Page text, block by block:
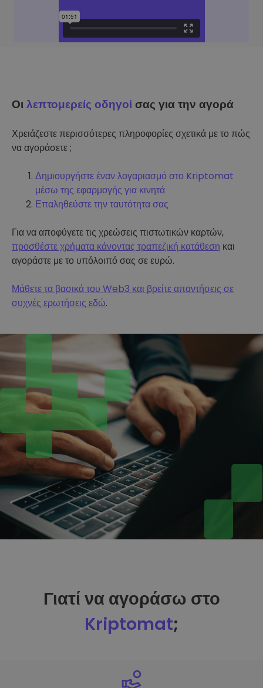
Οιλεπτομερείς οδηγοί σας για την αγορά
Χρειάζεστε περισσότερες πληροφορίες σχετικά με το πώς
να αγοράσετε ;
Δημιουργήστε έναν λογαριασμό στο Kriptomat
μέσω της εφαρμογής για κινητά
Επαληθεύστε την ταυτότητα σας
Για να αποφύγετε τις χρεώσεις πιστωτικών καρτών,
προσθέστε χρήματα κάνοντας τραπεζική κατάθεση και
αγοράστε με το υπόλοιπό σας σε ευρώ.
Μάθετε τα βασικά του Web3 και βρείτε απαντήσεις σε
συχνές ερωτήσεις εδώ.
Γιατί να αγοράσω στο
Kriptomat;